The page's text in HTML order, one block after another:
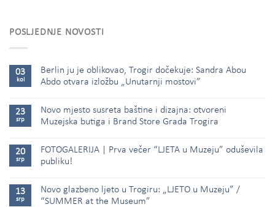
POSLJEDNJE NOVOSTI
03
kol
Berlin ju je oblikovao, Trogir dočekuje: Sandra Abou
Abdo otvara izložbu „Unutarnji mostovi”
23
srp
Novo mjesto susreta baštine i dizajna: otvoreni
Muzejska butiga i Brand Store Grada Trogira
20
srp
FOTOGALERIJA | Prva večer “LJETA u Muzeju” oduševila
publiku!
13
srp
Novo glazbeno ljeto u Trogiru: „LJETO u Muzeju” /
“SUMMER at the Museum”